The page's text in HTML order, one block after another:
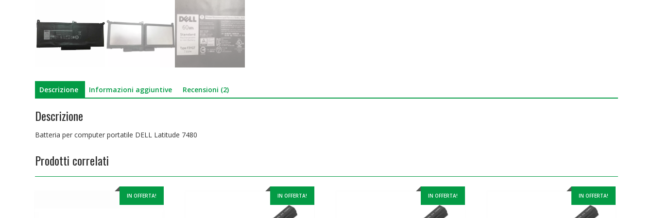
Descrizione Informazioni aggiuntive Recensioni (2)
Descrizione
Batteria per computer portatile DELL Latitude 7480
Prodotti correlati
IN OFFERTA! IN OFFERTA! IN OFFERTA! IN OFFERTA!